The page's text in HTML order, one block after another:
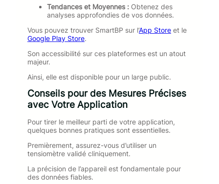
Tendances et Moyennes : Obtenez des
analyses approfondies de vos données.
Vous pouvez trouver SmartBP sur l’App Store et le
Google Play Store.
Son accessibilité sur ces plateformes est un atout
majeur.
Ainsi, elle est disponible pour un large public.
Conseils pour des Mesures Précises
avec Votre Application
Pour tirer le meilleur parti de votre application,
quelques bonnes pratiques sont essentielles.
Premièrement, assurez-vous d’utiliser un
tensiomètre validé cliniquement.
La précision de l’appareil est fondamentale pour
des données fiables.